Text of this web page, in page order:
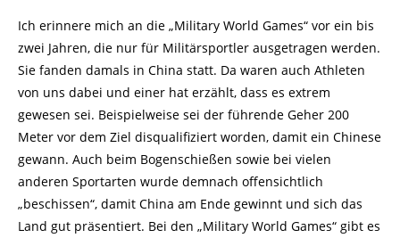
Ich erinnere mich an die „Military World Games“ vor ein bis
zwei Jahren, die nur für Militärsportler ausgetragen werden.
Sie fanden damals in China statt. Da waren auch Athleten
von uns dabei und einer hat erzählt, dass es extrem
gewesen sei. Beispielweise sei der führende Geher 200
Meter vor dem Ziel disqualifiziert worden, damit ein Chinese
gewann. Auch beim Bogenschießen sowie bei vielen
anderen Sportarten wurde demnach offensichtlich
„beschissen“, damit China am Ende gewinnt und sich das
Land gut präsentiert. Bei den „Military World Games“ gibt es